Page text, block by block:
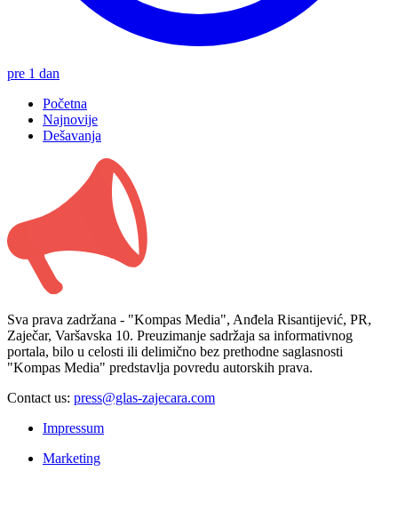
pre 1 dan
Početna
Najnovije
Dešavanja
Sva prava zadržana - "Kompas Media", Anđela Risantijević, PR,
Zaječar, Varšavska 10. Preuzimanje sadržaja sa informativnog
portala, bilo u celosti ili delimično bez prethodne saglasnosti
"Kompas Media" predstavlja povredu autorskih prava.
Contact us: press@glas-zajecara.com
Impressum
Marketing